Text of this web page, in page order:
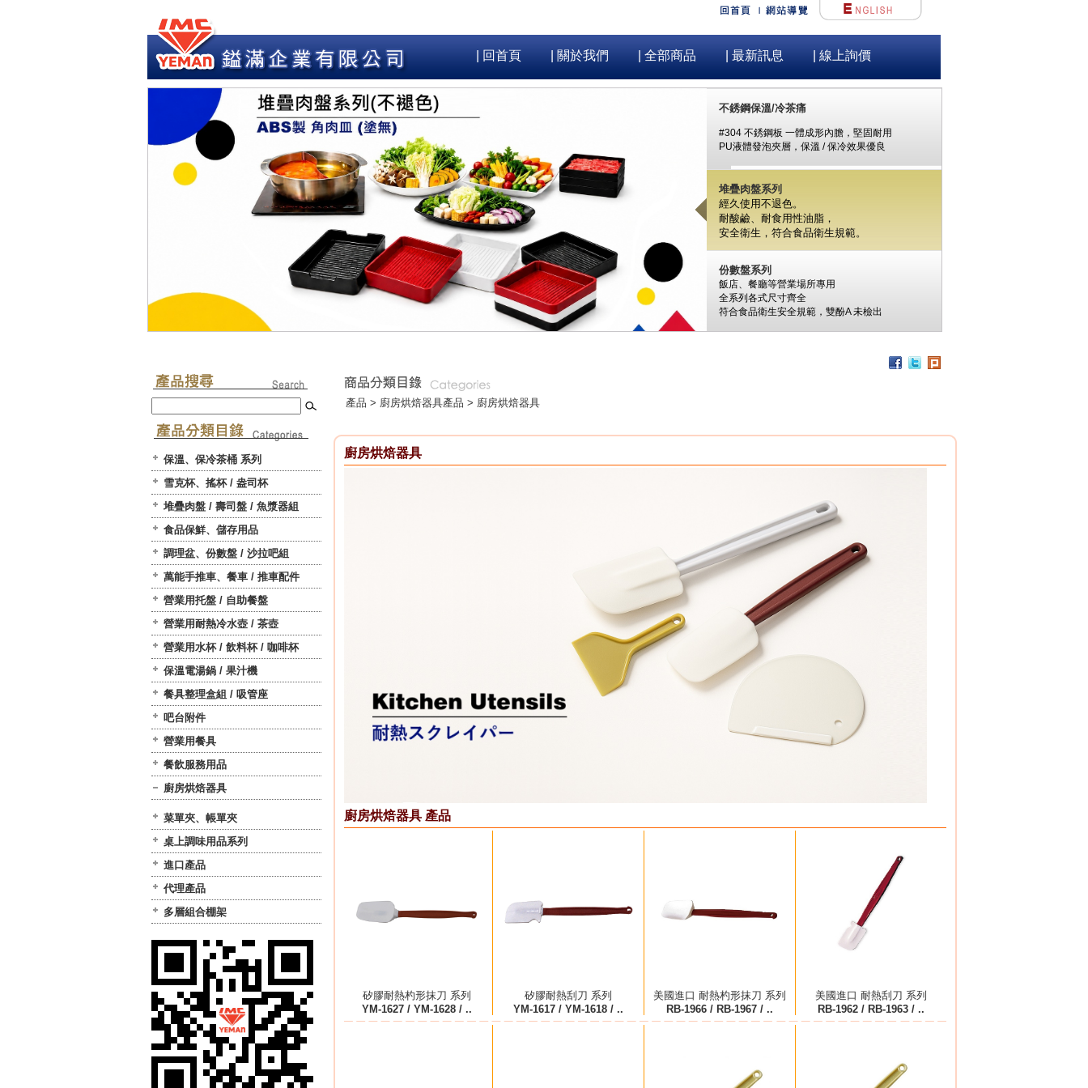
| 回首頁 | 關於我們 | 全部商品 | 最新訊息 | 線上詢價
不銹鋼保溫/冷茶痛
#304 不銹鋼板 一體成形內膽，堅固耐用
PU液體發泡夾層，保溫 / 保冷效果優良
堆疊肉盤系列
經久使用不退色。
耐酸鹼、耐食用性油脂，
安全衛生， 符合食品衛生規範。
份數盤系列
飯店、餐廳等營業場所專用
全系列各式尺寸齊全
符合食品衛生安全規範， 雙酚A未檢出
杯架組
保溫、保冷茶桶 系列
雪克杯、搖杯 / 盎司杯
堆疊肉盤 / 壽司盤 / 魚漿器組
食品保鮮、儲存用品
調理盆、份數盤 / 沙拉吧組
萬能手推車、餐車 / 推車配件
營業用托盤 / 自助餐盤
營業用耐熱冷水壺 / 茶壺
營業用水杯 / 飲料杯 / 咖啡杯
保溫電湯鍋 / 果汁機
餐具整理盒組 / 吸管座
吧台附件
營業用餐具
餐飲服務用品
廚房烘焙器具
菜單夾、帳單夾
桌上調味用品系列
進口產品
代理產品
多層組合棚架
產品 > 廚房烘焙器具產品 > 廚房烘焙器具
廚房烘焙器具
廚房烘焙器具 產品
矽膠耐熱杓形抹刀 系列
YM-1627 / YM-1628 / ..
矽膠耐熱刮刀 系列
YM-1617 / YM-1618 / ..
美國進口 耐熱杓形抹刀 系列
RB-1966 / RB-1967 / ..
美國進口 耐熱刮刀 系列
RB-1962 / RB-1963 / ..